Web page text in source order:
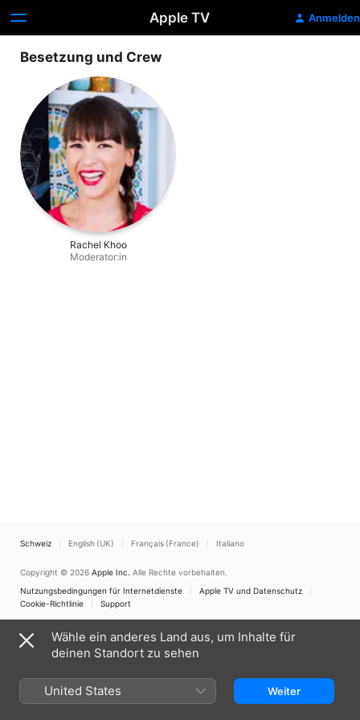
Apple TV Anmelden
Besetzung und Crew
Rachel Khoo
Moderator:in
Schweiz English (UK) Français (France) Italiano
Copyright © 2026 Apple Inc. Alle Rechte vorbehalten.
Nutzungsbedingungen für Internetdienste
Apple TV und Datenschutz
Cookie-Richtlinie
Support
Wähle ein anderes Land aus, um Inhalte für
deinen Standort zu sehen
United States Weiter